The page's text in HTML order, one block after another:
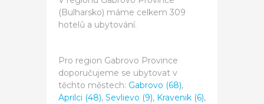
(Bulharsko) máme celkem 309
hotelů a ubytování.
Pro region Gabrovo Province
doporučujeme se ubytovat v
těchto městech: Gabrovo (68),
Aprilci (48), Sevlievo (9), Kravenik (6),